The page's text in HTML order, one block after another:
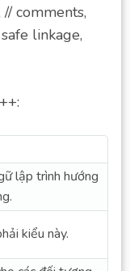
comments,
linkage,
lập trình hướng
kiểu này.